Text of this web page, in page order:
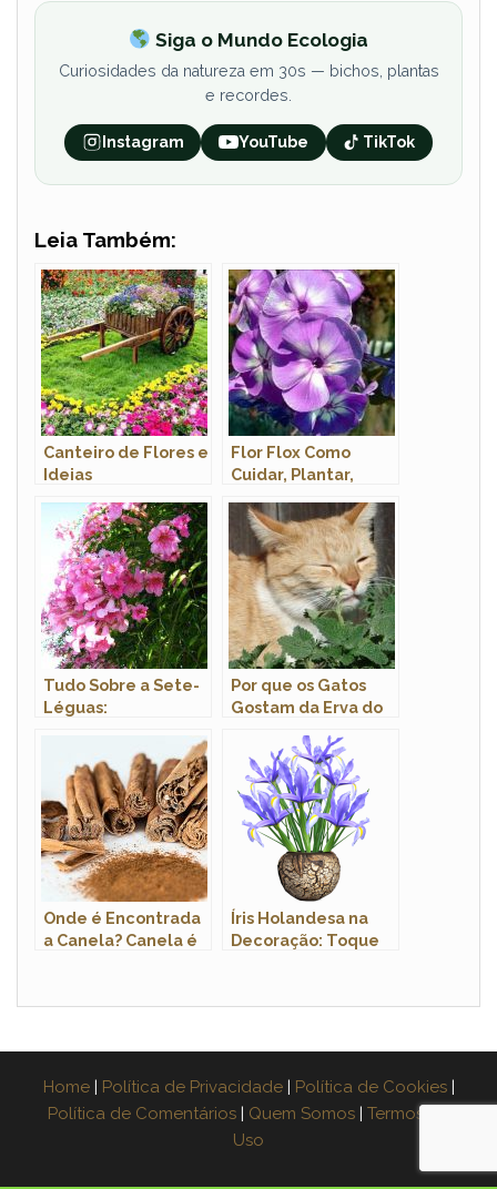
Siga o Mundo Ecologia
Curiosidades da natureza em 30s — bichos, plantas
e recordes.
Instagram YouTube TikTok
Leia Também:
Canteiro de Flores e
Ideias
Flor Flox Como
Cuidar, Plantar,
Tudo Sobre a Sete-
Léguas:
Nome Científico
Por que os Gatos
Gostam da Erva do
Onde é Encontrada
a Canela? Canela é
Íris Holandesa na
Decoração: Toque
Home | Política de Privacidade | Política de Cookies |
Política de Comentários | Quem Somos | Termos de
Uso